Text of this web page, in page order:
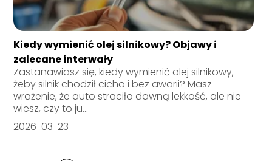
Kiedy wymienić olej silnikowy? Objawy i
zalecane interwały
Zastanawiasz się, kiedy wymienić olej silnikowy,
żeby silnik chodził cicho i bez awarii? Masz
wrażenie, że auto straciło dawną lekkość, ale nie
wiesz, czy to ju...
2026-03-23